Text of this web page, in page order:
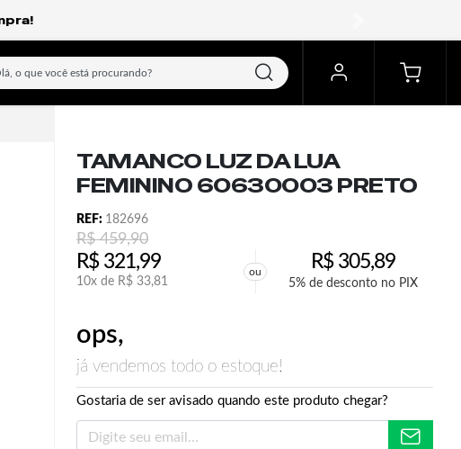
TAMANCO LUZ DA LUA
FEMININO 60630003 PRETO
REF: 182696
R$459,90
R$321,99
10x de R$ 33,81
ou R$305,89
5% de desconto no PIX
ops,
já vendemos todo o estoque!
Gostaria de ser avisado quando este produto chegar?